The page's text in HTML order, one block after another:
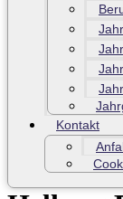
Kontakt